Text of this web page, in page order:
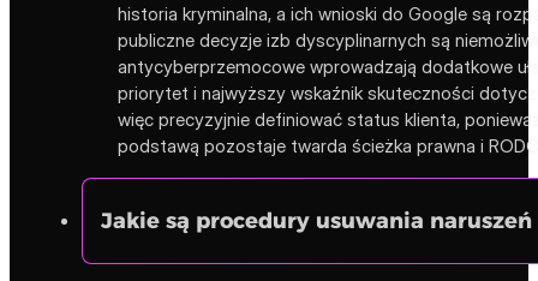
historia kryminalna, a ich wnioski do Google są
publiczne decyzje izb dyscyplinarnych są
antycyberprzemocowe wprowadzają dodatkowe
priorytet i najwyższy wskaźnik skuteczności
więc precyzyjnie definiować status klienta,
podstawą pozostaje twarda ścieżka prawna i
Jakie są procedury usuwania